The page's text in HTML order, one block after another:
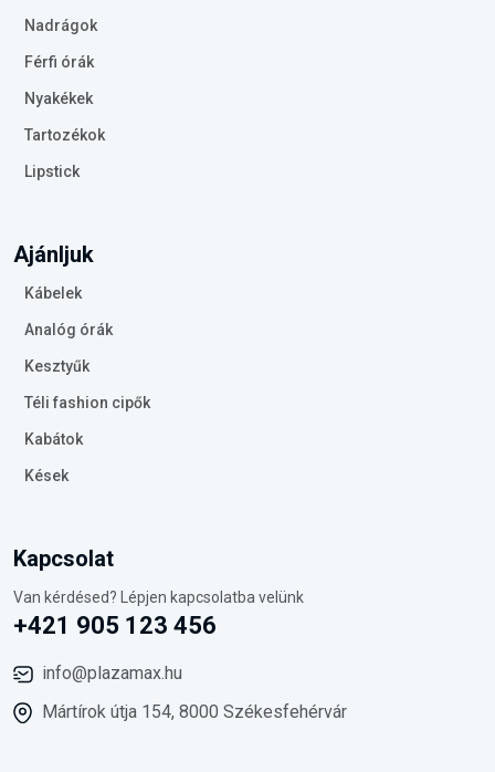
Nadrágok
Férfi órák
Nyakékek
Tartozékok
Lipstick
Ajánljuk
Kábelek
Analóg órák
Kesztyűk
Téli fashion cipők
Kabátok
Kések
Kapcsolat
Van kérdésed? Lépjen kapcsolatba velünk
+421 905 123 456
info@plazamax.hu
Mártírok útja 154, 8000 Székesfehérvár